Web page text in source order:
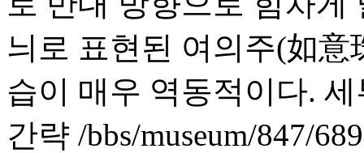
늬로 표현된 여의주(如
습이 매우 역동적이다.
간략 /bbs/museum/847/